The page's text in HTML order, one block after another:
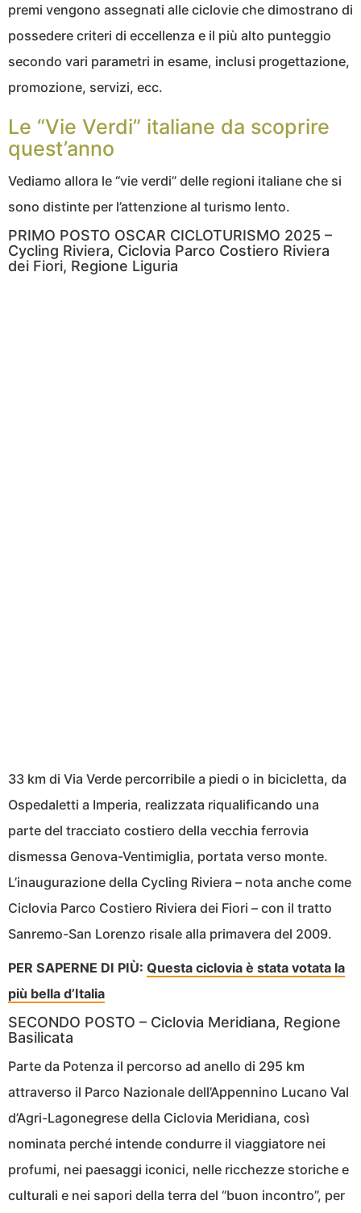
premi vengono assegnati alle ciclovie che dimostrano di
possedere criteri di eccellenza e il più alto punteggio
secondo vari parametri in esame, inclusi progettazione,
promozione, servizi, ecc.
Le “Vie Verdi” italiane da scoprire
quest’anno
Vediamo allora le “vie verdi” delle regioni italiane che si
sono distinte per l’attenzione al turismo lento.
PRIMO POSTO OSCAR CICLOTURISMO 2025 –
Cycling Riviera, Ciclovia Parco Costiero Riviera
dei Fiori, Regione Liguria
33 km di Via Verde percorribile a piedi o in bicicletta, da
Ospedaletti a Imperia, realizzata riqualificando una
parte del tracciato costiero della vecchia ferrovia
dismessa Genova-Ventimiglia, portata verso monte.
L’inaugurazione della Cycling Riviera – nota anche come
Ciclovia Parco Costiero Riviera dei Fiori – con il tratto
Sanremo-San Lorenzo risale alla primavera del 2009.
PER SAPERNE DI PIÙ: Questa ciclovia è stata votata la
più bella d’Italia
SECONDO POSTO – Ciclovia Meridiana, Regione
Basilicata
Parte da Potenza il percorso ad anello di 295 km
attraverso il Parco Nazionale dell’Appennino Lucano Val
d’Agri-Lagonegrese della Ciclovia Meridiana, così
nominata perché intende condurre il viaggiatore nei
profumi, nei paesaggi iconici, nelle ricchezze storiche e
culturali e nei sapori della terra del “buon incontro”, per